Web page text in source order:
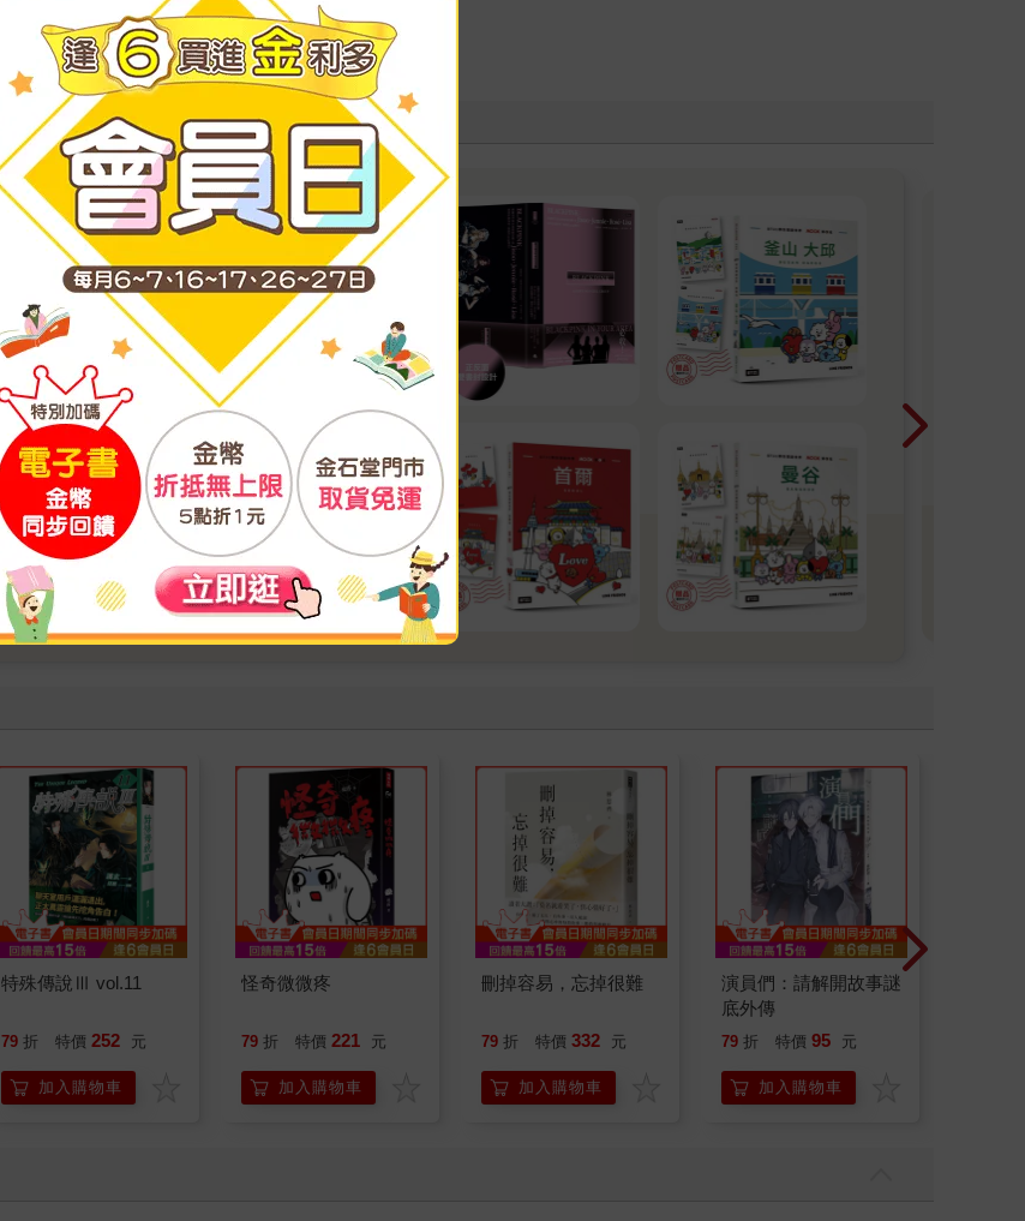
寫評價
特殊傳說Ⅲ vol.11
79 折 特價 252 元
加入購物車
怪奇微微疼
79 折 特價 221 元
加入購物車
刪掉容易，忘掉很難
79 折 特價 332 元
加入購物車
演員們：請解開故事謎
底外傳
79 折 特價 95 元
加入購物車